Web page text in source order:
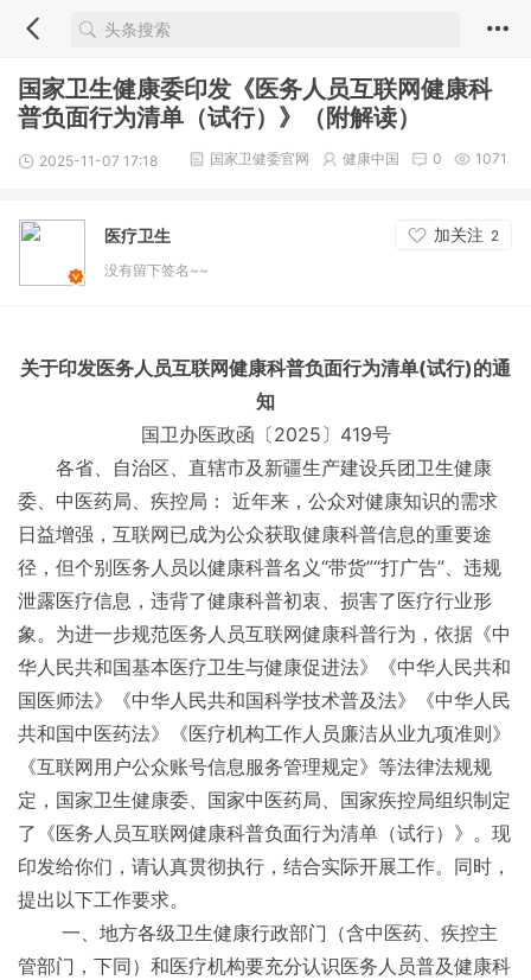
国家卫生健康委印发《医务人员互联网健康科
普负面行为清单（试行）》（附解读）
2025-11-07 17:18 1071
0
健康中国
国家卫健委官网
医疗卫生 加关注 2
没有留下签名~~
关于印发医务人员互联网健康科普负面行为清单(试行)的通
知
国卫办医政函〔2025〕419号
各省、自治区、直辖市及新疆生产建设兵团卫生健康
委、中医药局、疾控局： 近年来，公众对健康知识的需求
日益增强，互联网已成为公众获取健康科普信息的重要途
径，但个别医务人员以健康科普名义“带货”“打广告”、违规
泄露医疗信息，违背了健康科普初衷、损害了医疗行业形
象。为进一步规范医务人员互联网健康科普行为，依据《中
华人民共和国基本医疗卫生与健康促进法》《中华人民共和
国医师法》《中华人民共和国科学技术普及法》《中华人民
共和国中医药法》《医疗机构工作人员廉洁从业九项准则》
《互联网用户公众账号信息服务管理规定》等法律法规规
定，国家卫生健康委、国家中医药局、国家疾控局组织制定
了《医务人员互联网健康科普负面行为清单（试行）》。现
印发给你们，请认真贯彻执行，结合实际开展工作。同时，
提出以下工作要求。
一、地方各级卫生健康行政部门（含中医药、疾控主
管部门，下同）和医疗机构要充分认识医务人员普及健康科